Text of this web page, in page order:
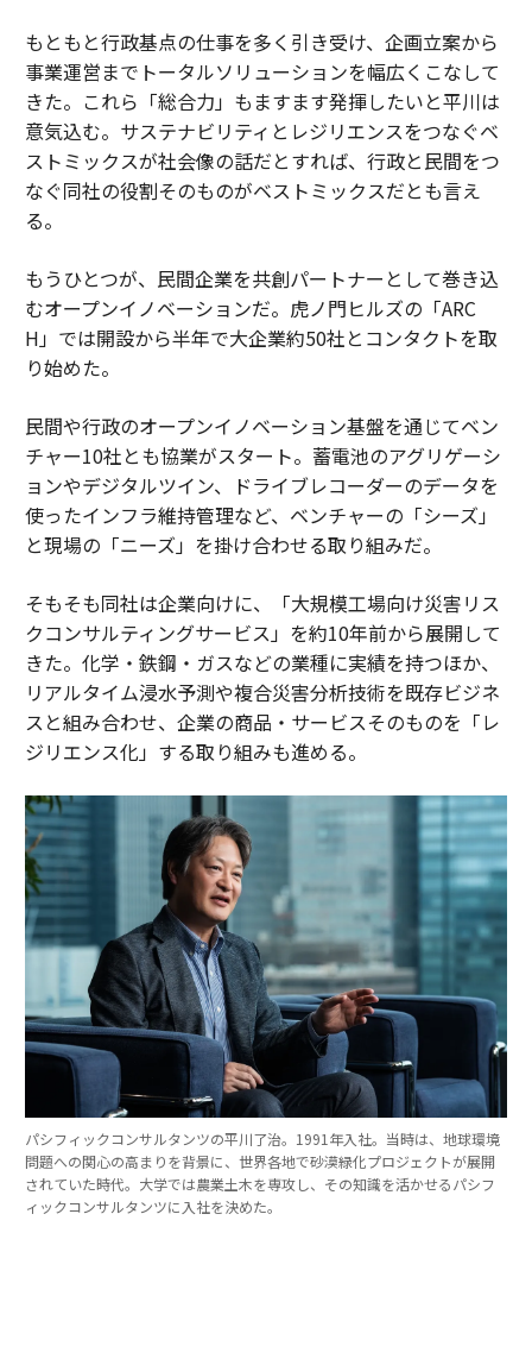
もともと行政基点の仕事を多く引き受け、企画立案から
事業運営までトータルソリューションを幅広くこなして
きた。これら「総合力」もますます発揮したいと平川は
意気込む。サステナビリティとレジリエンスをつなぐベ
ストミックスが社会像の話だとすれば、行政と民間をつ
なぐ同社の役割そのものがベストミックスだとも言え
る。
もうひとつが、民間企業を共創パートナーとして巻き込
むオープンイノベーションだ。虎ノ門ヒルズの「ARC
H」では開設から半年で大企業約50社とコンタクトを取
り始めた。
民間や行政のオープンイノベーション基盤を通じてベン
チャー10社とも協業がスタート。蓄電池のアグリゲーシ
ョンやデジタルツイン、ドライブレコーダーのデータを
使ったインフラ維持管理など、ベンチャーの「シーズ」
と現場の「ニーズ」を掛け合わせる取り組みだ。
そもそも同社は企業向けに、「大規模工場向け災害リス
クコンサルティングサービス」を約10年前から展開して
きた。化学・鉄鋼・ガスなどの業種に実績を持つほか、
リアルタイム浸水予測や複合災害分析技術を既存ビジネ
スと組み合わせ、企業の商品・サービスそのものを「レ
ジリエンス化」する取り組みも進める。
パシフィックコンサルタンツの平川了治。1991年入社。当時は、地球環境
問題への関心の高まりを背景に、世界各地で砂漠緑化プロジェクトが展開
されていた時代。大学では農業土木を専攻し、その知識を活かせるパシフ
ィックコンサルタンツに入社を決めた。